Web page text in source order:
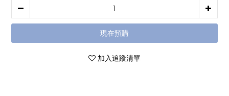
現在預購
加入追蹤清單